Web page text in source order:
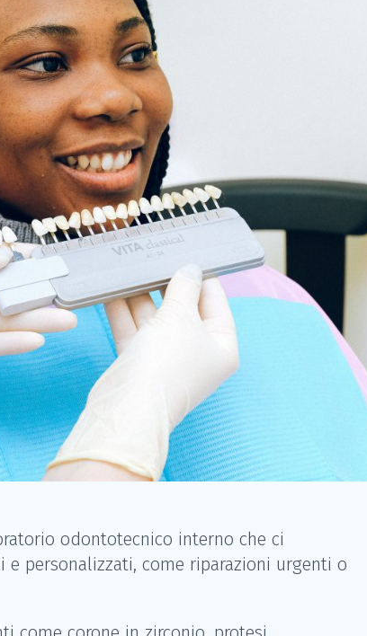
odontotecnico interno che ci
personalizzati, come riparazioni urgenti o